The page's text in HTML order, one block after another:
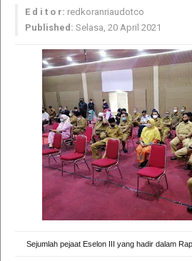
E d i t o r: redkoranriaudotco
Published: Selasa, 20 April 2021
Sejumlah pejaat Eselon III yang hadir dalam